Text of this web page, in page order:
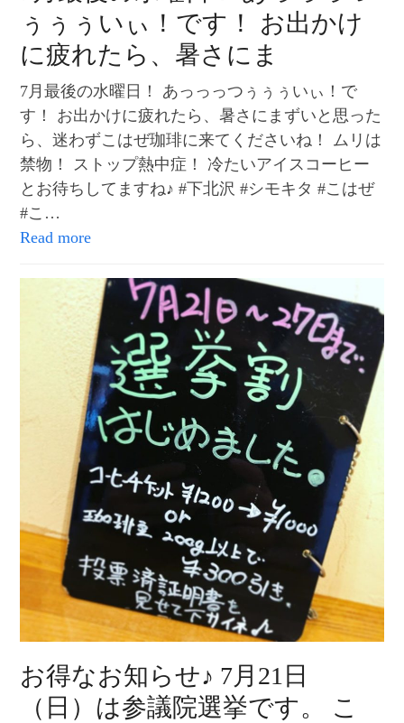
ぅぅぅいぃ！です！ お出かけ
に疲れたら、暑さにま
7月最後の水曜日！ あっっっつぅぅぅいぃ！で
す！ お出かけに疲れたら、暑さにまずいと思った
ら、迷わずこはぜ珈琲に来てくださいね！ ムリは
禁物！ ストップ熱中症！ 冷たいアイスコーヒー
とお待ちしてますね♪ #下北沢 #シモキタ #こはぜ
#こ…
Read more
お得なお知らせ♪ 7月21日
（日）は参議院選挙です。 こ